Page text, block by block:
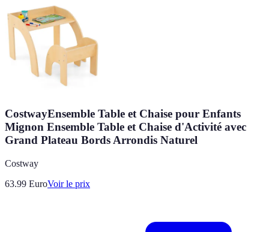
CostwayEnsemble Table et Chaise pour Enfants
Mignon Ensemble Table et Chaise d'Activité avec
Grand Plateau Bords Arrondis Naturel
Costway
63.99 EuroVoir le prix